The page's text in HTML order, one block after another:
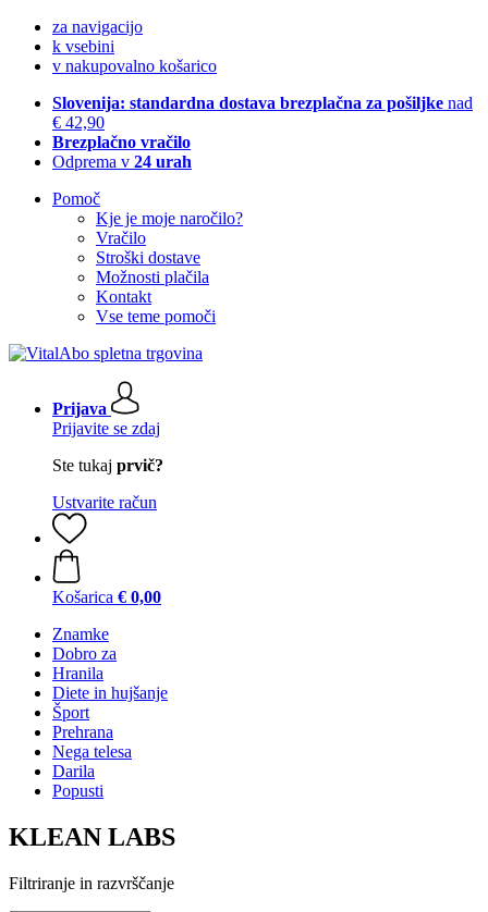
za navigacijo
k vsebini
v nakupovalno košarico
Slovenija: standardna dostava brezplačna za pošiljke nad
€ 42,90
Brezplačno vračilo
Odprema v 24 urah
Pomoč
Kje je moje naročilo?
Vračilo
Stroški dostave
Možnosti plačila
Kontakt
Vse teme pomoči
Prijava
Prijavite se zdaj
Ste tukaj prvič?
Ustvarite račun
Košarica € 0,00
Znamke
Dobro za
Hranila
Diete in hujšanje
Šport
Prehrana
Nega telesa
Darila
Popusti
KLEAN LABS
Filtriranje in razvrščanje